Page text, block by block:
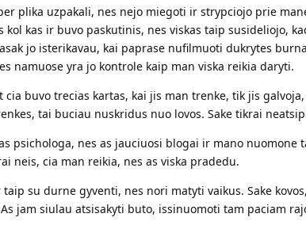
plika uzpakali, nes nejo miegoti ir strypciojo prie
kol kas ir buvo paskutinis, nes viskas taip susideliojo,
jo isterikavau, kai paprase nufilmuoti dukrytes
namuose yra jo kontrole kaip man viska reikia daryti.
buvo trecias kartas, kai jis man trenke, tik jis
tai buciau nuskridus nuo lovos. Sake tikrai
psichologa, nes as jauciuosi blogai ir mano nuomone
neis, cia man reikia, nes as viska pradedu.
su durne gyventi, nes nori matyti vaikus. Sake
jam siulau atsisakyti buto, issinuomoti tam paciam